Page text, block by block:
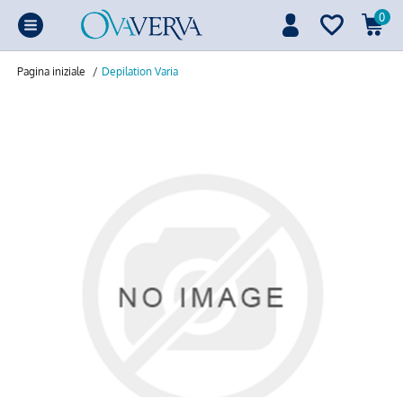
0
Pagina iniziale / Depilation Varia